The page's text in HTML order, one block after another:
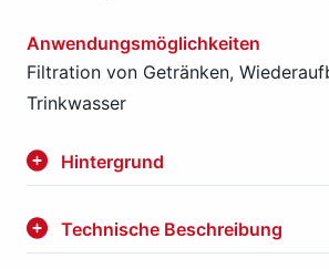
Anwendungsmöglichkeiten
Filtration von Getränken,
Trinkwasser
Hintergrund
Technische Beschreibung